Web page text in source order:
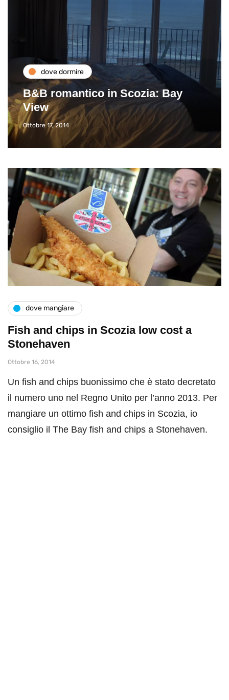
dove dormire
B&B romantico in Scozia: Bay
View
Ottobre 17, 2014
dove mangiare
Fish and chips in Scozia low cost a
Stonehaven
Ottobre 16, 2014
Un fish and chips buonissimo che è stato decretato
il numero uno nel Regno Unito per l’anno 2013. Per
mangiare un ottimo fish and chips in Scozia, io
consiglio il The Bay fish and chips a Stonehaven.